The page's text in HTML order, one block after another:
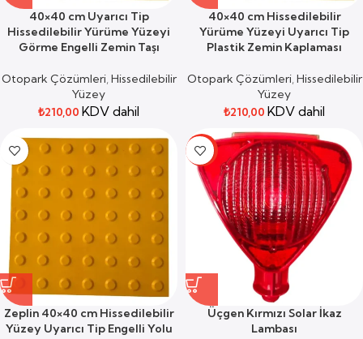
40×40 cm Uyarıcı Tip
Hissedilebilir Yürüme Yüzeyi
Görme Engelli Zemin Taşı
Otopark Çözümleri,Hissedilebilir
Yüzey
₺210,00 KDV dahil
40×40 cm Hissedilebilir
Yürüme Yüzeyi Uyarıcı Tip
Plastik Zemin Kaplaması
Otopark Çözümleri,Hissedilebilir
Yüzey
₺210,00 KDV dahil
Zeplin 40×40 cm Hissedilebilir
Yüzey Uyarıcı Tip Engelli Yolu
-19%
Üçgen Kırmızı Solar İkaz
Lambası